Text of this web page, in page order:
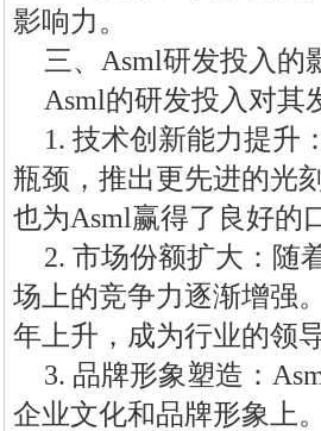
影响力。
三、Asml研发投入的
Asml的研发投入对其
1. 技术创新能力提升
瓶颈，推出更先进的光
也为Asml赢得了良好的
2. 市场份额扩大：随
场上的竞争力逐渐增强
年上升，成为行业的领
3. 品牌形象塑造：
企业文化和品牌形象上